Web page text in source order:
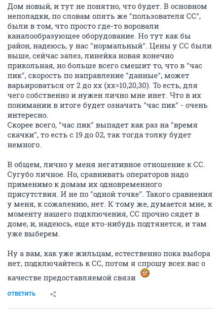
Дом новый, и тут не понятно, что будет. В основном
неполадки, по словам опять же "пользователя СС",
были в том, что просто где-то воровали
каналообразующее оборудование. Но тут как бы
район, надеюсь, у нас "нормальный". Цены у СС были
выше, сейчас залез, линейка новая конечно
прикольная, но больше всего смешит то, что в "час
пик", скорость по направление "данные", может
варьироваться от 2 до хх (хх=10,20,30). То есть, для
чего собственно и нужен лично мне инет. Что в их
понимании в итоге будет означать "час пик" - очень
интересно.
Скорее всего, "час пик" выпадет как раз на "время
скачки", то есть с 19 до 02, так тогда толку будет
немного.
В общем, лично у меня негативное отношение к СС.
Сугубо личное. Но, сравнивать операторов надо
применимо к домам их одновременного
присутствия. И не по "одной точке". Такого сравнения
у меня, к сожалению, нет. К тому же, думается мне, к
моменту нашего подключения, СС прочно сядет в
доме, и, надеюсь, еще кто-нибудь подтянется, и там
уже выберем.
Ну а вам, как уже жильцам, естественно пока выбора
нет, подключайтесь к СС, потом я спрошу всех вас о
качестве предоставляемой связи
ОТВЕТИТЬ